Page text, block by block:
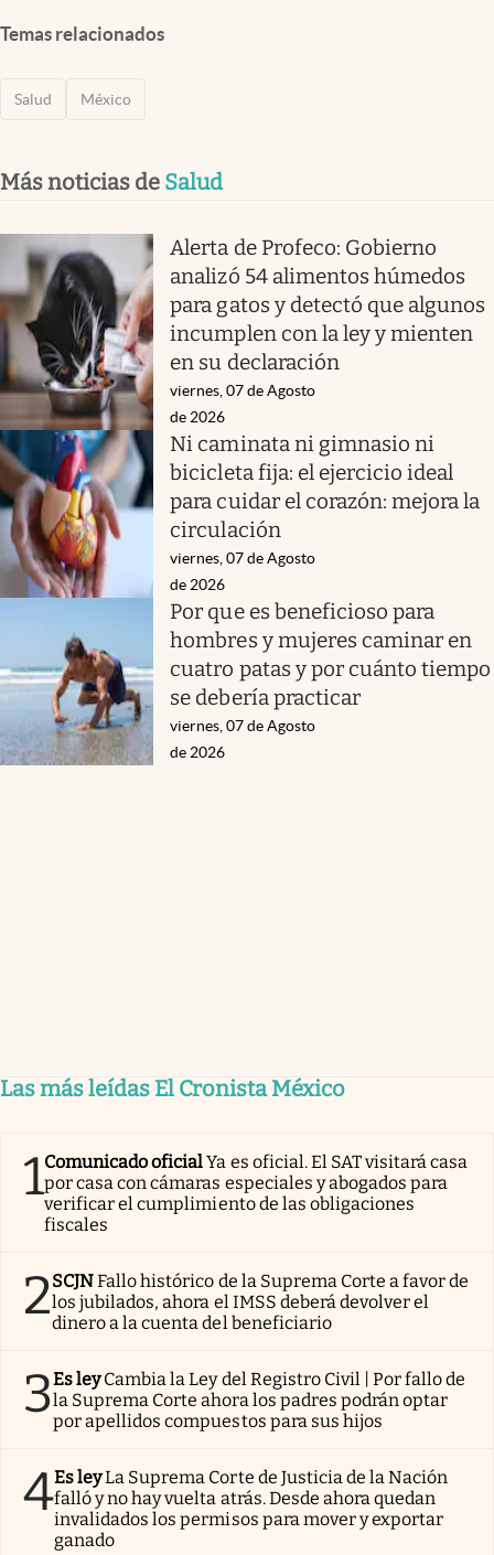
Temas relacionados
Salud México
Más noticias de Salud
Alerta de Profeco: Gobierno
analizó 54 alimentos húmedos
para gatos y detectó que algunos
incumplen con la ley y mienten
en su declaración
viernes, 07 de Agosto
de 2026
Ni caminata ni gimnasio ni
bicicleta fija: el ejercicio ideal
para cuidar el corazón: mejora la
circulación
viernes, 07 de Agosto
de 2026
Por que es beneficioso para
hombres y mujeres caminar en
cuatro patas y por cuánto tiempo
se debería practicar
viernes, 07 de Agosto
de 2026
Las más leídas El Cronista México
1Comunicado oficialYa es oficial. El SAT visitará casa
por casa con cámaras especiales y abogados para
verificar el cumplimiento de las obligaciones
fiscales
2SCJNFallo histórico de la Suprema Corte a favor de
los jubilados, ahora el IMSS deberá devolver el
dinero a la cuenta del beneficiario
3Es ley Cambia la Ley del Registro Civil | Por fallo de
la Suprema Corte ahora los padres podrán optar
por apellidos compuestos para sus hijos
4Es leyLa Suprema Corte de Justicia de la Nación
falló y no hay vuelta atrás. Desde ahora quedan
invalidados los permisos para mover y exportar
ganado